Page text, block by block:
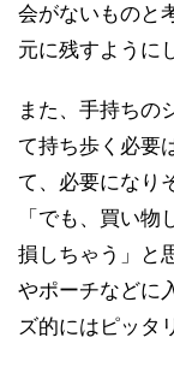
会がないものと
元に残すように
また、手持ちの
て持ち歩く必要
て、必要になり
「でも、買い
損しちゃう」と
やポーチなどに
ズ的にはピッタ